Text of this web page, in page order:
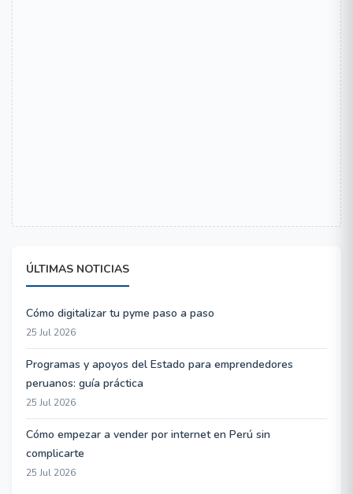
ÚLTIMAS NOTICIAS
Cómo digitalizar tu pyme paso a paso
25 Jul 2026
Programas y apoyos del Estado para emprendedores
peruanos: guía práctica
25 Jul 2026
Cómo empezar a vender por internet en Perú sin
complicarte
25 Jul 2026